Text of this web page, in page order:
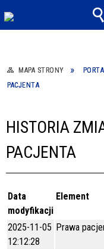
MAPA STRONY
PACJENTA
HISTORIA
PACJENTA
Data
modyfikacji
Element
2025-11-05
12:12:28
Prawa